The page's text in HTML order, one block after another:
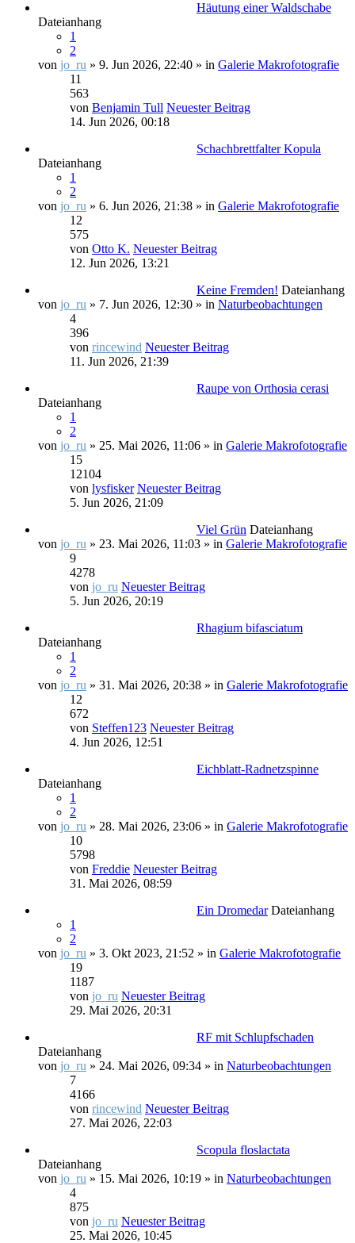
Häutung einer Waldschabe
Dateianhang
1
2
von jo_ru » 9. Jun 2026, 22:40 » in Galerie Makrofotografie
11
563
von Benjamin Tull Neuester Beitrag
14. Jun 2026, 00:18
Schachbrettfalter Kopula
Dateianhang
1
2
von jo_ru » 6. Jun 2026, 21:38 » in Galerie Makrofotografie
12
575
von Otto K. Neuester Beitrag
12. Jun 2026, 13:21
Keine Fremden! Dateianhang
von jo_ru » 7. Jun 2026, 12:30 » in Naturbeobachtungen
4
396
von rincewind Neuester Beitrag
11. Jun 2026, 21:39
Raupe von Orthosia cerasi
Dateianhang
1
2
von jo_ru » 25. Mai 2026, 11:06 » in Galerie Makrofotografie
15
12104
von lysfisker Neuester Beitrag
5. Jun 2026, 21:09
Viel Grün Dateianhang
von jo_ru » 23. Mai 2026, 11:03 » in Galerie Makrofotografie
9
4278
von jo_ru Neuester Beitrag
5. Jun 2026, 20:19
Rhagium bifasciatum
Dateianhang
1
2
von jo_ru » 31. Mai 2026, 20:38 » in Galerie Makrofotografie
12
672
von Steffen123 Neuester Beitrag
4. Jun 2026, 12:51
Eichblatt-Radnetzspinne
Dateianhang
1
2
von jo_ru » 28. Mai 2026, 23:06 » in Galerie Makrofotografie
10
5798
von Freddie Neuester Beitrag
31. Mai 2026, 08:59
Ein Dromedar Dateianhang
1
2
von jo_ru » 3. Okt 2023, 21:52 » in Galerie Makrofotografie
19
1187
von jo_ru Neuester Beitrag
29. Mai 2026, 20:31
RF mit Schlupfschaden
Dateianhang
von jo_ru » 24. Mai 2026, 09:34 » in Naturbeobachtungen
7
4166
von rincewind Neuester Beitrag
27. Mai 2026, 22:03
Scopula floslactata
Dateianhang
von jo_ru » 15. Mai 2026, 10:19 » in Naturbeobachtungen
4
875
von jo_ru Neuester Beitrag
25. Mai 2026, 10:45